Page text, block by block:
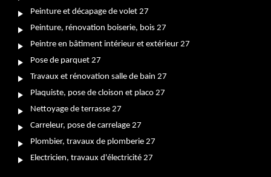
Peinture et décapage de volet 27
Peinture, rénovation boiserie, bois 27
Peintre en bâtiment intérieur et extérieur 27
Pose de parquet 27
Travaux et rénovation salle de bain 27
Plaquiste, pose de cloison et placo 27
Nettoyage de terrasse 27
Carreleur, pose de carrelage 27
Plombier, travaux de plomberie 27
Electricien, travaux d'électricité 27